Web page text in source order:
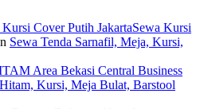
Cover Putih JakartaSewa Kursi
Sewa Tenda Sarnafil, Meja, Kursi,
Area Bekasi Central Business
Kursi, Meja Bulat, Barstool